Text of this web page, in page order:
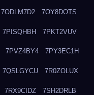
7ODLM7D2 7OY8DOTS
7PISQHBH 7PKT2VUV
7PVZ4BY4 7PY3EC1H
7QSLGYCU 7R0ZOLUX
7RX9CIDZ 7SH2DRLB